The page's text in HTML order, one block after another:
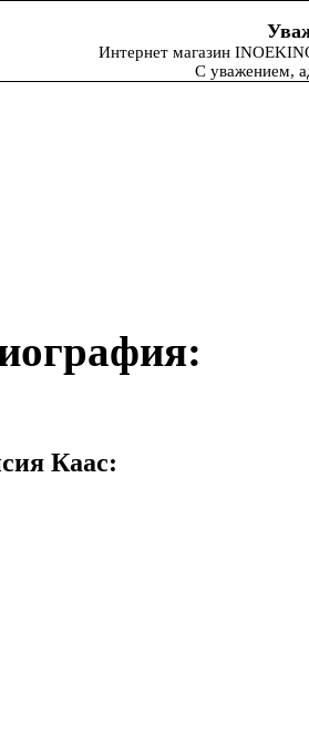
Интернет магазин
С уважением,
Каас: